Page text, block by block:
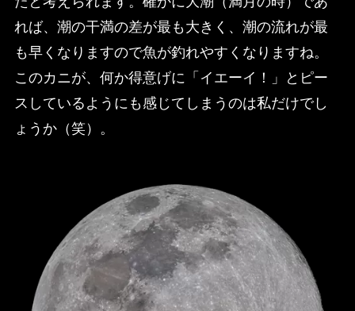
れば、潮の干満の差が最も大きく、潮の流れが最
も早くなりますので魚が釣れやすくなりますね。
このカニが、何か得意げに「イエーイ！」とピー
スしているようにも感じてしまうのは私だけでし
ょうか（笑）。